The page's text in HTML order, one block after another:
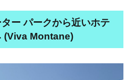
ー パークから近いホテ
(Viva Montane)